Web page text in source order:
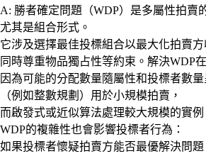
A: 勝者確定問題（WDP）是多屬性拍賣
尤其是組合形式。
它涉及選擇最佳投標組合以最大化拍賣方
同時尊重物品獨占性等約束。解決WDP
因為可能的分配數量隨屬性和投標者數
（例如整數規劃）用於小規模拍賣，
而啟發式或近似算法處理較大規模的實例
WDP的複雜性也會影響投標者行為：
如果投標者懷疑拍賣方能否最優解決問題